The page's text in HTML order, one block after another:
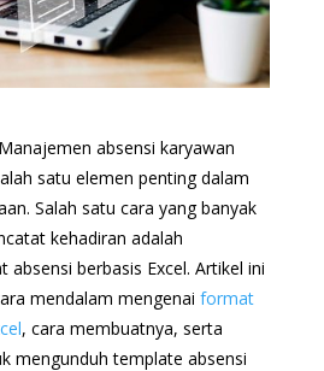
Manajemen absensi karyawan
satu elemen penting dalam
Salah satu cara yang banyak
kehadiran adalah
berbasis Excel. Artikel ini
mendalam mengenai format
, cara membuatnya, serta
mengunduh template absensi